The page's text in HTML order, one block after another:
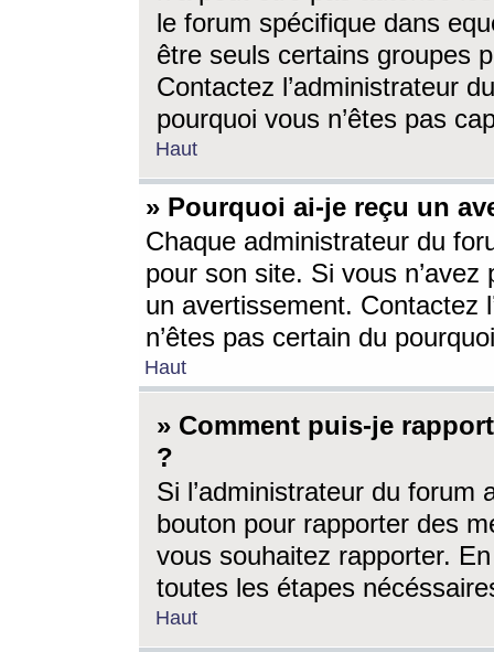
le forum spécifique dans
être seuls certains groupes
Contactez l’administrateur
pourquoi vous n’êtes pas
Haut
» Pourquoi ai-je reçu un
Chaque administrateur du
pour son site. Si vous
un avertissement. Contactez
n’êtes pas certain du
Haut
» Comment puis-je
?
Si l’administrateur du forum
bouton pour rapporter des
vous souhaitez rapporter.
toutes les étapes
Haut